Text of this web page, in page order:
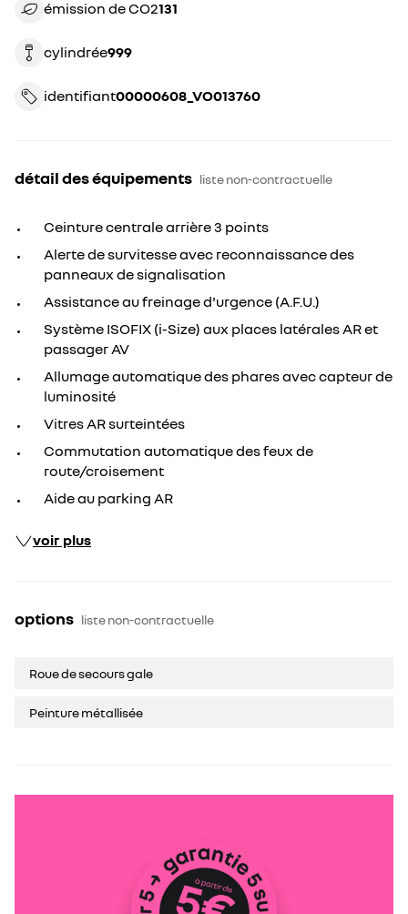
émission de CO2 131
cylindrée 999
identifiant 00000608_VO013760
détail des équipements liste non-contractuelle
Ceinture centrale arrière 3 points
Alerte de survitesse avec reconnaissance des
panneaux de signalisation
Assistance au freinage d'urgence (A.F.U.)
Système ISOFIX (i-Size) aux places latérales AR et
passager AV
Allumage automatique des phares avec capteur de
luminosité
Vitres AR surteintées
Commutation automatique des feux de
route/croisement
Aide au parking AR
voir plus
options liste non-contractuelle
Roue de secours gale
Peinture métallisée